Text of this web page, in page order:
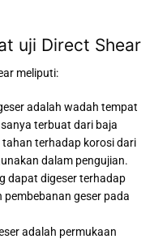
uji Direct Shear
meliputi:
adalah wadah tempat
terbuat dari baja
terhadap korosi dari
dalam pengujian.
dapat digeser terhadap
geser pada
adalah permukaan